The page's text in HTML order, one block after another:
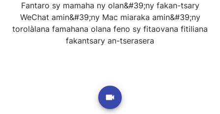
Fantaro sy mamaha ny olan&#39;ny fakan-tsary
WeChat amin&#39;ny Mac miaraka amin&#39;ny
torolàlana famahana olana feno sy fitaovana fitiliana
fakantsary an-tserasera